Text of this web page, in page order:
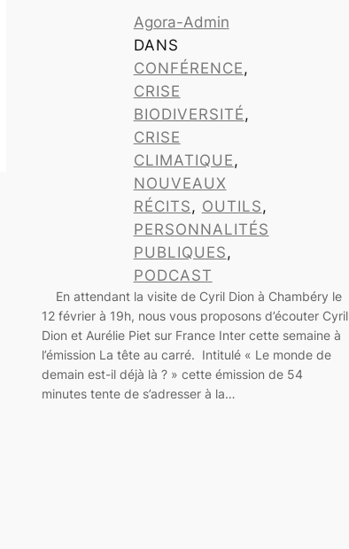
Agora-Admin
DANS
CONFÉRENCE
CRISE
BIODIVERSITÉ
CRISE
CLIMATIQUE
NOUVEAUX
RÉCITS, OUTILS
PERSONNALITÉS
PUBLIQUES
PODCAST
En attendant la visite de Cyril Dion à Chambéry le
12 février à 19h, nous vous proposons d’écouter Cyril
Dion et Aurélie Piet sur France Inter cette semaine à
l’émission La tête au carré. Intitulé « Le monde de
demain est-il déjà là ? » cette émission de 54
minutes tente de s’adresser à la…